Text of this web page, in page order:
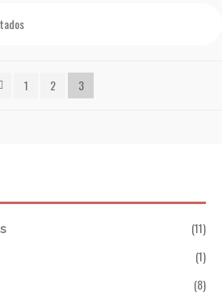
1 2 3
(11)
(1)
(8)